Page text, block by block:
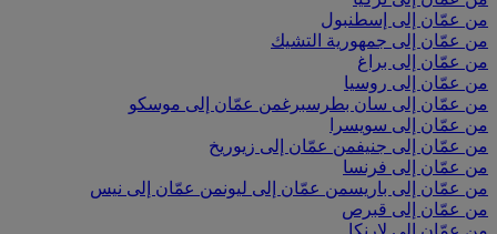
من عمّان إلى إسطنبول
من عمّان إلى جمهورية التشيك
من عمّان إلى براغ
من عمّان إلى روسيا
من عمّان إلى سان بطرسبرغمن عمّان إلى موسكو
من عمّان إلى سويسرا
من عمّان إلى جنيفمن عمّان إلى زيوريخ
من عمّان إلى فرنسا
من عمّان إلى باريسمن عمّان إلى ليونمن عمّان إلى نيس
من عمّان إلى قبرص